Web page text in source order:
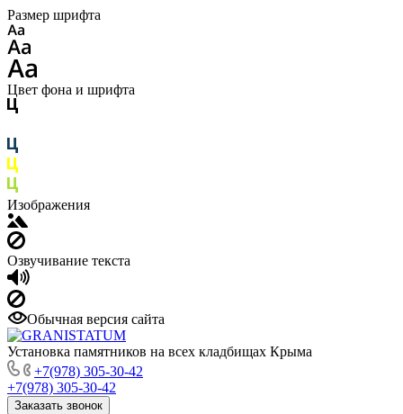
Размер шрифта
Цвет фона и шрифта
Изображения
Озвучивание текста
Обычная версия сайта
Установка памятников на всех кладбищах Крыма
+7(978) 305-30-42
+7(978) 305-30-42
Заказать звонок